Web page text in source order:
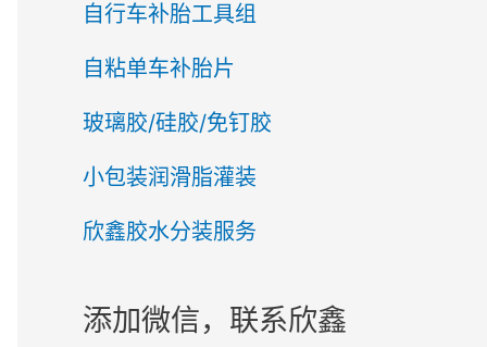
自行车补胎工具组
自粘单车补胎片
玻璃胶/硅胶/免钉胶
小包装润滑脂灌装
欣鑫胶水分装服务
添加微信，联系欣鑫